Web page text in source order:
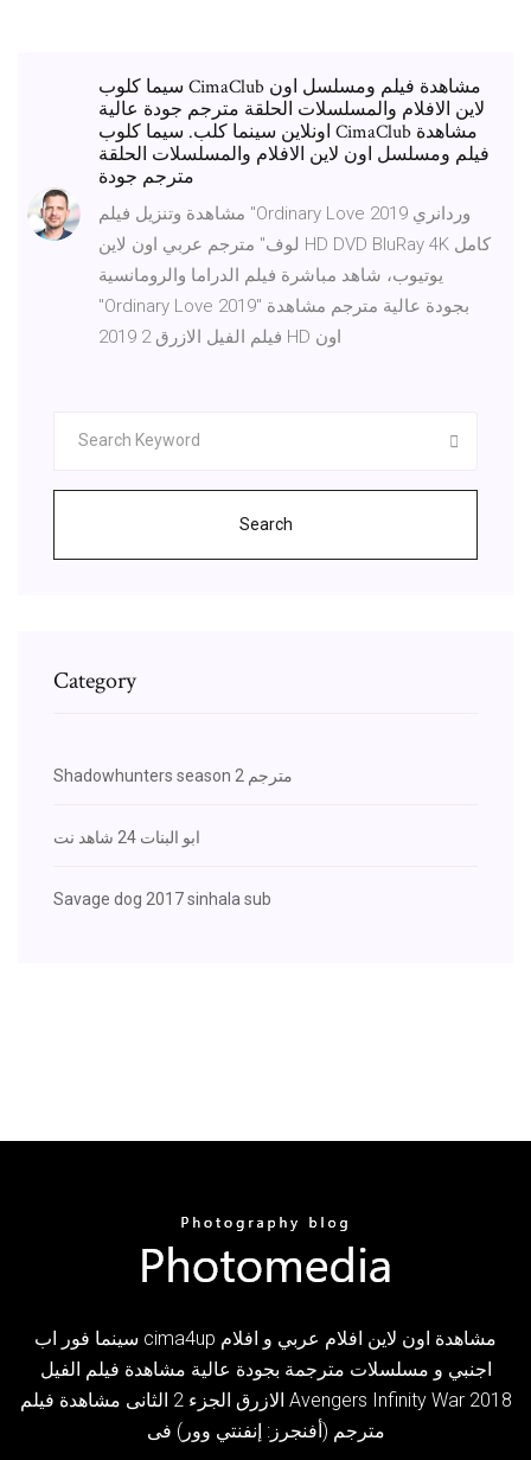
سيما كلوب CimaClub مشاهدة فيلم ومسلسل اون
لاين الافلام والمسلسلات الحلقة مترجم جودة عالية
اونلاين سينما كلب. سيما كلوب CimaClub مشاهدة
فيلم ومسلسل اون لاين الافلام والمسلسلات الحلقة
مترجم جودة
مشاهدة وتنزيل فيلم "Ordinary Love 2019 وردانري
لوف" مترجم عربي اون لاين HD DVD BluRay 4K كامل
يوتيوب، شاهد مباشرة فيلم الدراما والرومانسية
"Ordinary Love 2019" بجودة عالية مترجم مشاهدة
فيلم الفيل الازرق 2 2019 HD اون
Search
Category
Shadowhunters season 2 مترجم
ابو البنات 24 شاهد نت
Savage dog 2017 sinhala sub
سينما فور اب cima4up مشاهدة اون لاين افلام عربي و افلام
اجنبي و مسلسلات مترجمة بجودة عالية مشاهدة فيلم الفيل
الازرق الجزء 2 الثانى مشاهدة فيلم Avengers Infinity War 2018
مترجم (أفنجرز: إنفنتي وور) فى